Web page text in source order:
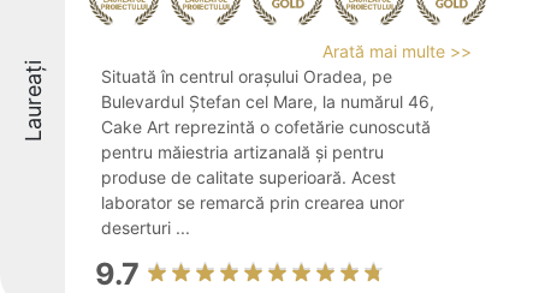
Laureați
Arată mai multe >>
Situată în centrul orașului Oradea, pe
Bulevardul Ștefan cel Mare, la numărul 46,
Cake Art reprezintă o cofetărie cunoscută
pentru măiestria artizanală și pentru
produse de calitate superioară. Acest
laborator se remarcă prin crearea unor
deserturi ...
9.7